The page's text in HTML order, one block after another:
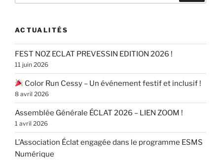
ACTUALITÉS
FEST NOZ ECLAT PREVESSIN EDITION 2026 !
11 juin 2026
Color Run Cessy – Un événement festif et inclusif !
8 avril 2026
Assemblée Générale ÉCLAT 2026 – LIEN ZOOM !
1 avril 2026
L’Association Éclat engagée dans le programme ESMS
Numérique